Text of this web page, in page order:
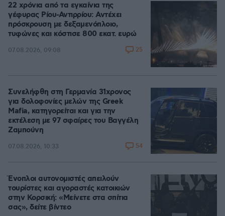
22 χρόνια από τα εγκαίνια της
γέφυρας Ρίου-Αντιρρίου: Αντέχει
πρόσκρουση με δεξαμενόπλοιο,
τυφώνες και κόστισε 800 εκατ. ευρώ
07.08.2026, 09:08 25
Συνελήφθη στη Γερμανία 31χρονος
για δολοφονίες μελών της Greek
Mafia, κατηγορείται και για την
εκτέλεση με 97 σφαίρες του Βαγγέλη
Ζαμπούνη
07.08.2026, 10:33 54
Ένοπλοι αυτονομιστές απειλούν
τουρίστες και αγοραστές κατοικιών
στην Κορσική: «Μείνετε στα σπίτια
σας», δείτε βίντεο